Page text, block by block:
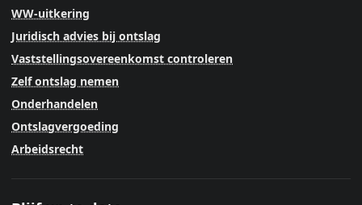
WW-uitkering
Juridisch advies bij ontslag
Vaststellingsovereenkomst controleren
Zelf ontslag nemen
Onderhandelen
Ontslagvergoeding
Arbeidsrecht